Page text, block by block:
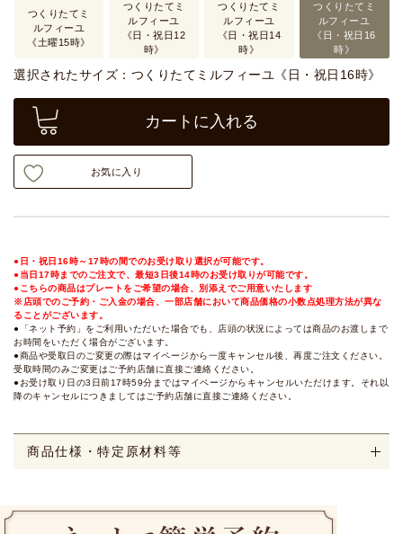
つくりたてミ
ルフィーユ
《土曜15時》
つくりたてミ
ルフィーユ
《日・祝日12
時》
つくりたてミ
ルフィーユ
《日・祝日14
時》
つくりたてミ
ルフィーユ
《日・祝日16
時》
選択されたサイズ：つくりたてミルフィーユ《日・祝日16時》
カートに入れる
お気に入り
●日・祝日16時～17時の間でのお受け取り選択が可能です。
●当日17時までのご注文で、最短3日後14時のお受け取りが可能です。
●こちらの商品はプレートをご希望の場合、別添えでご用意いたします
※店頭でのご予約・ご入金の場合、一部店舗において商品価格の小数点処理方法が異な
ることがございます。
●「ネット予約」をご利用いただいた場合でも、店頭の状況によっては商品のお渡しまで
お時間をいただく場合がございます。
●商品や受取日のご変更の際はマイページから一度キャンセル後、再度ご注文ください。
受取時間のみご変更はご予約店舗に直接ご連絡ください。
●お受け取り日の3日前17時59分まではマイページからキャンセルいただけます。それ以
降のキャンセルにつきましてはご予約店舗に直接ご連絡ください。
商品仕様・特定原材料等